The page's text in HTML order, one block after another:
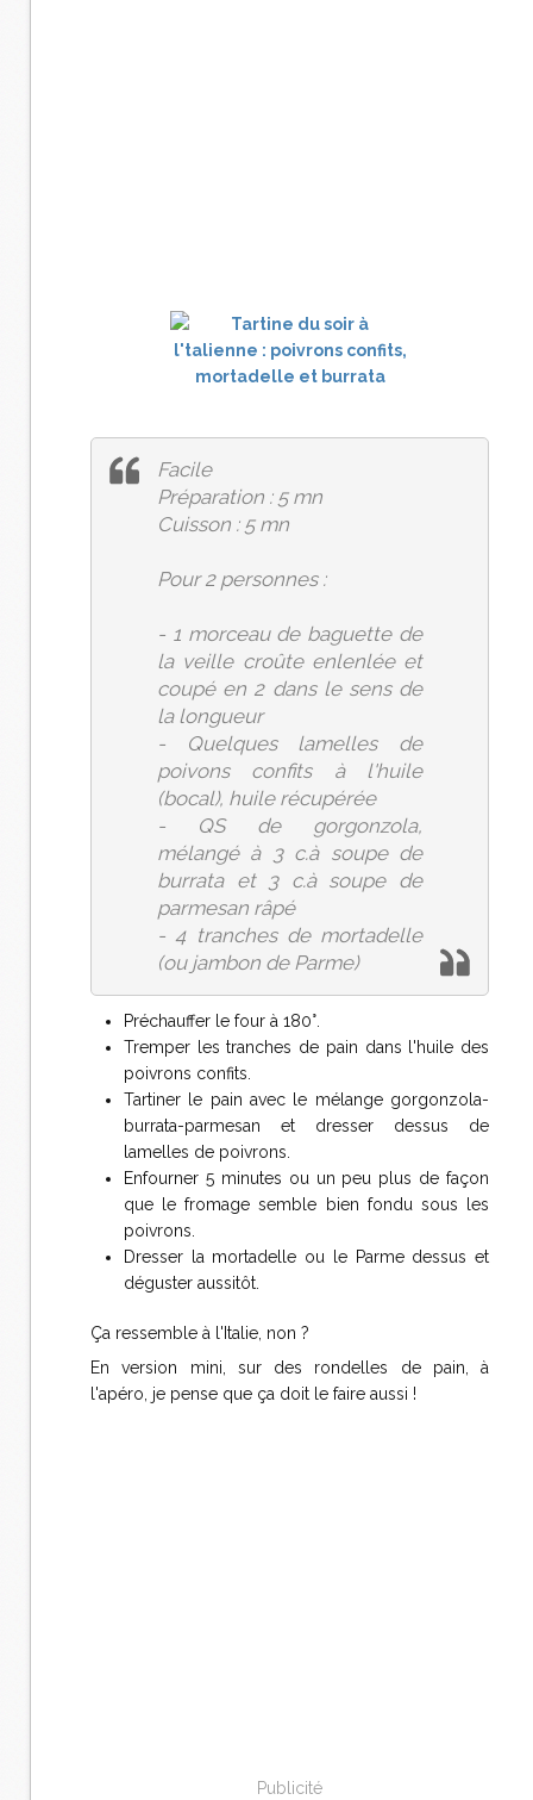
Facile
Préparation : 5 mn
Cuisson : 5 mn
Pour 2 personnes :
- 1 morceau de baguette de
la veille croûte enlenlée et
coupé en 2 dans le sens de
la longueur
- Quelques lamelles de
poivons confits à l'huile
(bocal), huile récupérée
- QS de gorgonzola,
mélangé à 3 c.à soupe de
burrata et 3 c.à soupe de
parmesan râpé
- 4 tranches de mortadelle
(ou jambon de Parme)
Préchauffer le four à 180°.
Tremper les tranches de pain dans l'huile des
poivrons confits.
Tartiner le pain avec le mélange gorgonzola-
burrata-parmesan et dresser dessus de
lamelles de poivrons.
Enfourner 5 minutes ou un peu plus de façon
que le fromage semble bien fondu sous les
poivrons.
Dresser la mortadelle ou le Parme dessus et
déguster aussitôt.
Ça ressemble à l'Italie, non ?
En version mini, sur des rondelles de pain, à
l'apéro, je pense que ça doit le faire aussi !
Publicité